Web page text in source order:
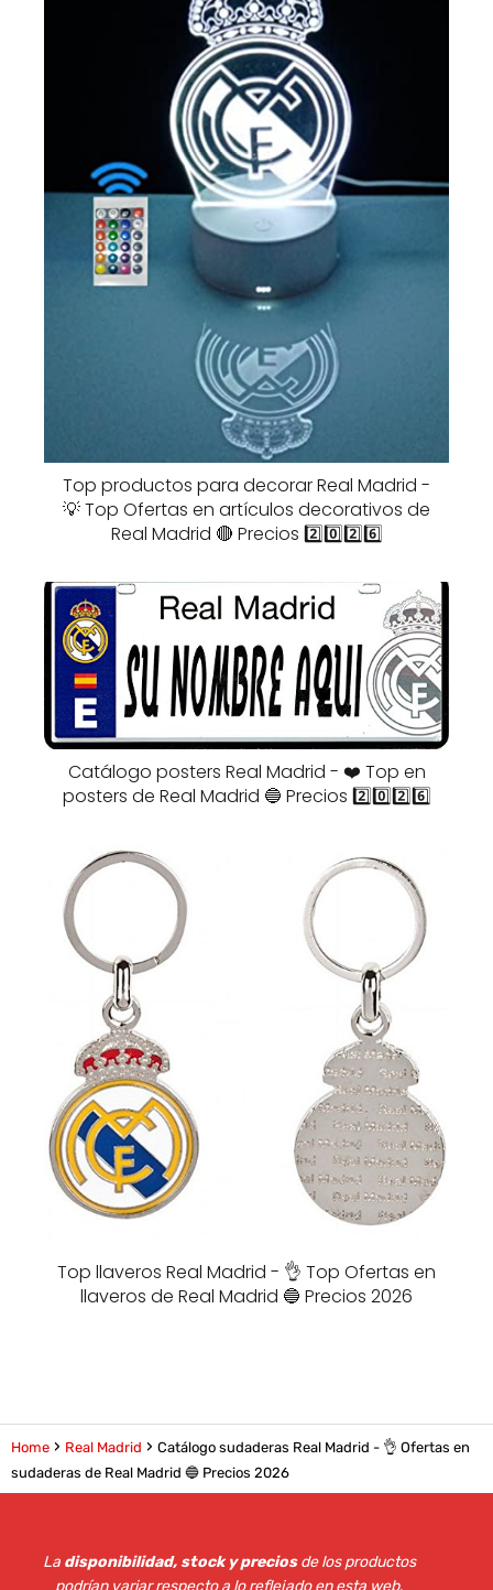
Top productos para decorar Real Madrid -
💡 Top Ofertas en artículos decorativos de
Real Madrid 🔴 Precios 2️⃣0️⃣2️⃣6️⃣
Catálogo posters Real Madrid - ❤️ Top en
posters de Real Madrid 🔵 Precios 2️⃣0️⃣2️⃣6️⃣
Top llaveros Real Madrid - 👌 Top Ofertas en
llaveros de Real Madrid 🔵 Precios 2026
Home Real Madrid
Catálogo sudaderas Real Madrid - 👌 Ofertas en
sudaderas de Real Madrid 🔵 Precios 2026
La disponibilidad, stock y preciosde los productos
podrían variar respecto a lo reflejado en esta web.